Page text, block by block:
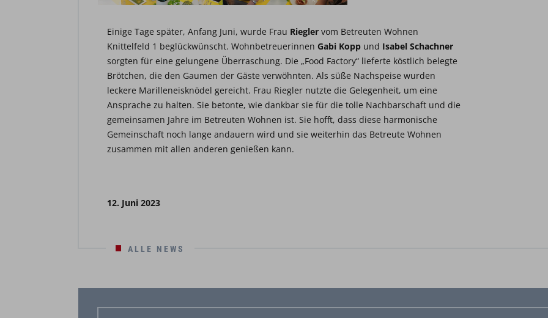
Einige Tage später, Anfang Juni, wurde Frau Riegler vom Betreuten Wohnen
Knittelfeld 1 beglückwünscht. Wohnbetreuerinnen Gabi Kopp und Isabel Schachner
sorgten für eine gelungene Überraschung. Die „Food Factory“ lieferte köstlich belegte
Brötchen, die den Gaumen der Gäste verwöhnten. Als süße Nachspeise wurden
leckere Marilleneisknödel gereicht. Frau Riegler nutzte die Gelegenheit, um eine
Ansprache zu halten. Sie betonte, wie dankbar sie für die tolle Nachbarschaft und die
gemeinsamen Jahre im Betreuten Wohnen ist. Sie hofft, dass diese harmonische
Gemeinschaft noch lange andauern wird und sie weiterhin das Betreute Wohnen
zusammen mit allen anderen genießen kann.
12. Juni 2023
ALLE NEWS